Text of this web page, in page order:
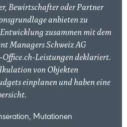
Bewirtschafter oder Partner
anbieten zu
zusammen mit dem
Managers Schweiz AG
Leistungen deklariert.
von Objekten
einplanen und haben eine
Mutationen